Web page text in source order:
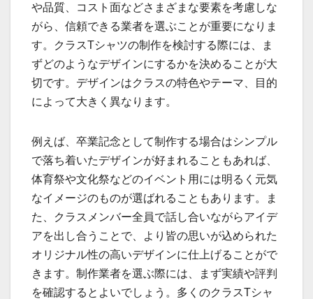
や品質、コスト面などさまざまな要素を考慮しな
がら、信頼できる業者を選ぶことが重要になりま
す。クラスTシャツの制作を検討する際には、ま
ずどのようなデザインにするかを決めることが大
切です。デザインはクラスの特色やテーマ、目的
によって大きく異なります。
例えば、卒業記念として制作する場合はシンプル
で落ち着いたデザインが好まれることもあれば、
体育祭や文化祭などのイベント用には明るく元気
なイメージのものが選ばれることもあります。ま
た、クラスメンバー全員で話し合いながらアイデ
アを出し合うことで、より皆の思いが込められた
オリジナル性の高いデザインに仕上げることがで
きます。制作業者を選ぶ際には、まず実績や評判
を確認するとよいでしょう。多くのクラスTシャ